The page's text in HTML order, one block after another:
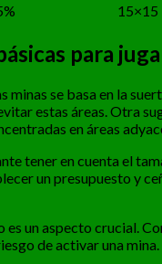
15×15
para
minas se basa en la
estas áreas. Otra
en áreas
tener en cuenta el
un presupuesto y
es un aspecto crucial.
de activar una